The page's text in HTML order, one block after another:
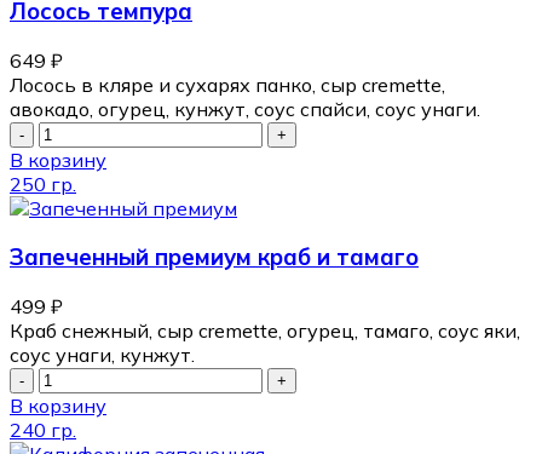
Лосось темпура
649 ₽
Лосось в кляре и сухарях панко, сыр cremette,
авокадо, огурец, кунжут, соус спайси, соус унаги.
В корзину
250 гр.
Запеченный премиум краб и тамаго
499 ₽
Краб снежный, сыр cremette, огурец, тамаго, соус яки,
соус унаги, кунжут.
В корзину
240 гр.